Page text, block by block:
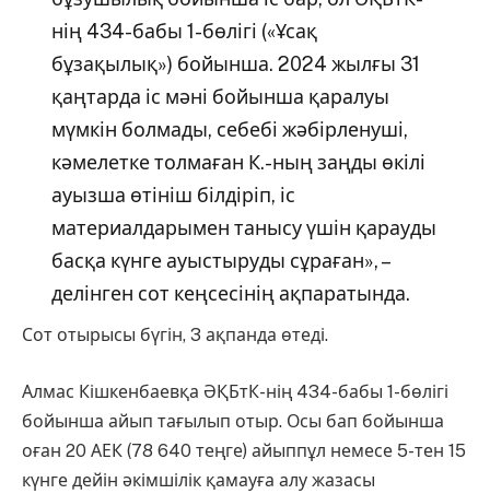
нің 434-бабы 1-бөлігі («Ұсақ
бұзақылық») бойынша. 2024 жылғы 31
қаңтарда іс мәні бойынша қаралуы
мүмкін болмады, себебі жәбірленуші,
кәмелетке толмаған К.-ның заңды өкілі
ауызша өтініш білдіріп, іс
материалдарымен танысу үшін қарауды
басқа күнге ауыстыруды сұраған», –
делінген сот кеңсесінің ақпаратында.
Сот отырысы бүгін, 3 ақпанда өтеді.
Алмас Кішкенбаевқа ӘҚБтК-нің 434-бабы 1-бөлігі
бойынша айып тағылып отыр. Осы бап бойынша
оған 20 АЕК (78 640 теңге) айыппұл немесе 5-тен 15
күнге дейін әкімшілік қамауға алу жазасы